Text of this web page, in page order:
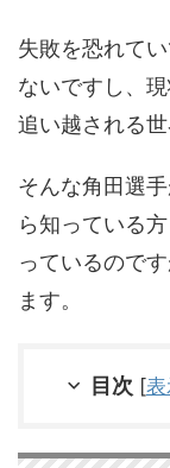
失敗を恐れて
ないですし、
追い越される
そんな角田選
ら知っている
っているので
ます。
目次 [